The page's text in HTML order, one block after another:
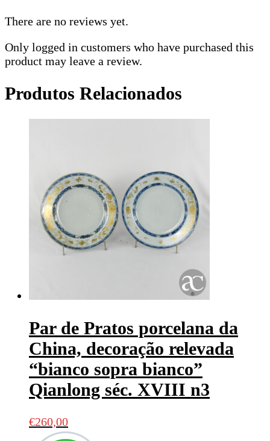
There are no reviews yet.
Only logged in customers who have purchased this
product may leave a review.
Produtos Relacionados
Par de Pratos porcelana da
China, decoração relevada
“bianco sopra bianco”
Qianlong séc. XVIII n3
€260,00